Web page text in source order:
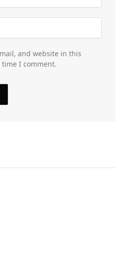
and website in this
I comment.